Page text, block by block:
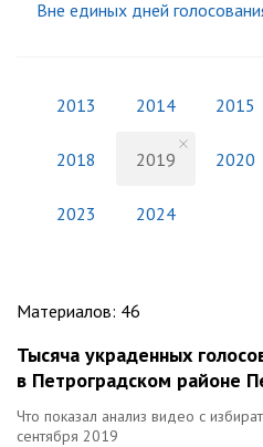
Вне единых дней
2013 2014 2015
2018 2019 2020
2023 2024
Материалов: 46
Тысяча украденных
в Петроградском районе
Что показал анализ видео с
сентября 2019